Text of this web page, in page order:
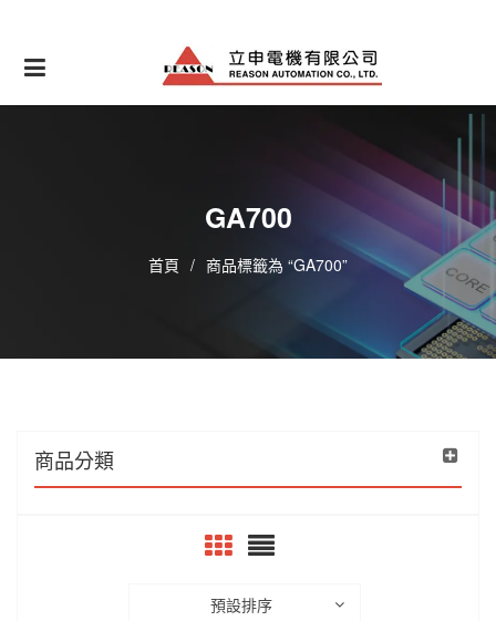
content
GA700
首頁 / 商品標籤為 “GA700”
商品分類
預設排序